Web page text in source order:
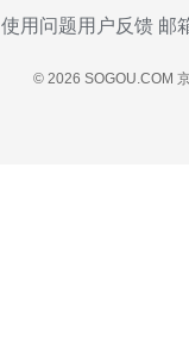
使用问题用户反馈 邮
© 2026 SOGOU.COM